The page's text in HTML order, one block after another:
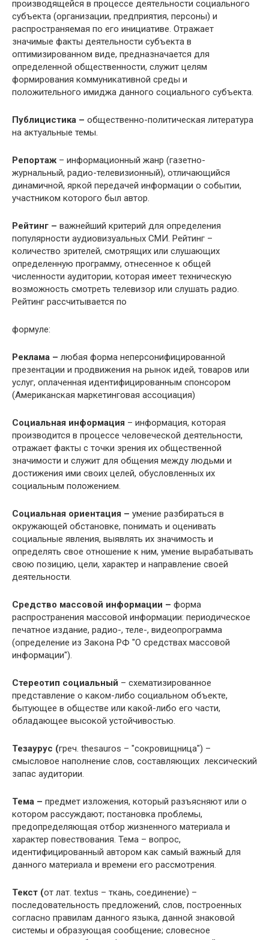
производящейся в процессе деятельности социального
субъекта (организации, предприятия, персоны) и
распространяемая по его инициативе. Отражает
значимые факты деятельности субъекта в
оптимизированном виде, предназначается для
определенной общественности, служит целям
формирования коммуникативной среды и
положительного имиджа данного социального субъекта.
Публицистика – общественно-политическая литература
на актуальные темы.
Репортаж – информационный жанр (газетно-
журнальный, радио-телевизионный), отличающийся
динамичной, яркой передачей информации о событии,
участником которого был автор.
Рейтинг – важнейший критерий для определения
популярности аудиовизуальных СМИ. Рейтинг –
количество зрителей, смотрящих или слушающих
определенную программу, отнесенное к общей
численности аудитории, которая имеет техническую
возможность смотреть телевизор или слушать радио.
Рейтинг рассчитывается по
формуле:
Реклама – любая форма неперсонифицированной
презентации и продвижения на рынок идей, товаров или
услуг, оплаченная идентифицированным спонсором
(Американская маркетинговая ассоциация)
Социальная информация – информация, которая
производится в процессе человеческой деятельности,
отражает факты с точки зрения их общественной
значимости и служит для общения между людьми и
достижения ими своих целей, обусловленных их
социальным положением.
Социальная ориентация – умение разбираться в
окружающей обстановке, понимать и оценивать
социальные явления, выявлять их значимость и
определять свое отношение к ним, умение вырабатывать
свою позицию, цели, характер и направление своей
деятельности.
Средство массовой информации – форма
распространения массовой информации: периодическое
печатное издание, радио-, теле-, видеопрограмма
(определение из Закона РФ "О средствах массовой
информации").
Стереотип социальный – схематизированное
представление о каком-либо социальном объекте,
бытующее в обществе или какой-либо его части,
обладающее высокой устойчивостью.
Тезаурус (греч. thesauros – "сокровищница") –
смысловое наполнение слов, составляющих лексический
запас аудитории.
Тема – предмет изложения, который разъясняют или о
котором рассуждают; постановка проблемы,
предопределяющая отбор жизненного материала и
характер повествования. Тема – вопрос,
идентифицированный автором как самый важный для
данного материала и времени его рассмотрения.
Текст (от лат. textus – ткань, соединение) –
последовательность предложений, слов, построенных
согласно правилам данного языка, данной знаковой
системы и образующая сообщение; словесное